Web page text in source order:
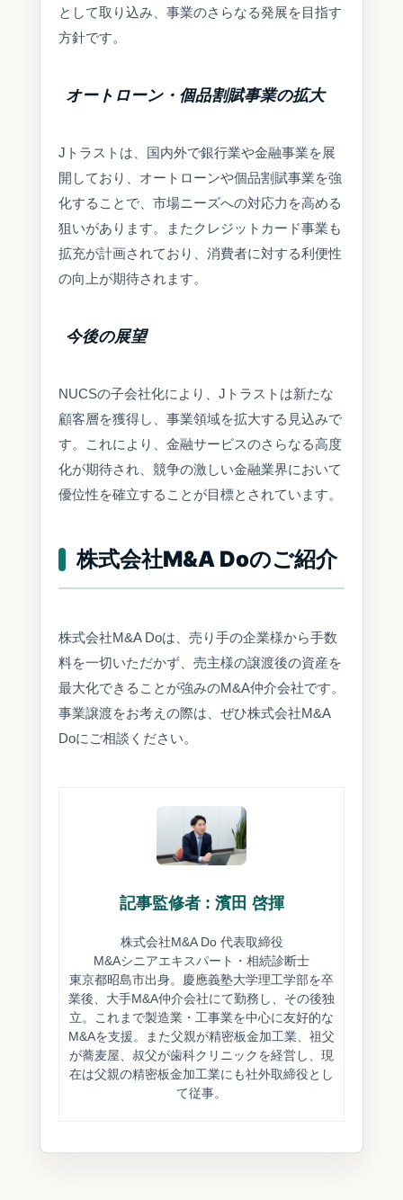
として取り込み、事業のさらなる発展を目指す
方針です。
オートローン・個品割賦事業の拡大
Jトラストは、国内外で銀行業や金融事業を展
開しており、オートローンや個品割賦事業を強
化することで、市場ニーズへの対応力を高める
狙いがあります。またクレジットカード事業も
拡充が計画されており、消費者に対する利便性
の向上が期待されます。
今後の展望
NUCSの子会社化により、Jトラストは新たな
顧客層を獲得し、事業領域を拡大する見込みで
す。これにより、金融サービスのさらなる高度
化が期待され、競争の激しい金融業界において
優位性を確立することが目標とされています。
株式会社M&A Doのご紹介
株式会社M&A Doは、売り手の企業様から手数
料を一切いただかず、売主様の譲渡後の資産を
最大化できることが強みのM&A仲介会社です。
事業譲渡をお考えの際は、ぜひ株式会社M&A
Doにご相談ください。
記事監修者 : 濱田 啓揮
株式会社M&A Do 代表取締役
M&Aシニアエキスパート・相続診断士
東京都昭島市出身。慶應義塾大学理工学部を卒
業後、大手M&A仲介会社にて勤務し、その後独
立。これまで製造業・工事業を中心に友好的な
M&Aを支援。また父親が精密板金加工業、祖父
が蕎麦屋、叔父が歯科クリニックを経営し、現
在は父親の精密板金加工業にも社外取締役とし
て従事。